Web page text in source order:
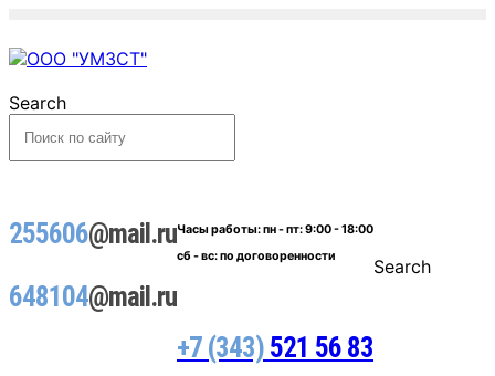
Search
255606@mail.ru
648104@mail.ru
Часы работы:пн - пт: 9:00 - 18:00
сб - вс: по договоренности
+7 (343) 521 56 83
Search